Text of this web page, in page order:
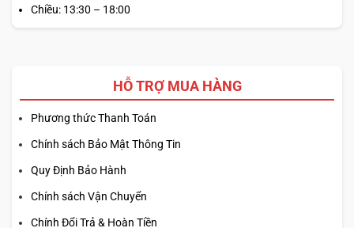
then chốt quyết định đến trải nghiệm sử dụng. Lenovo
Yoga 7i đã tích hợp bàn phím với độ nhạy cao và touchpad
Bàn phím của Yoga 7i không chỉ có độ nảy tốt mà còn
được trang bị đèn nền, cho phép bạn làm việc trong môi
trường thiếu sáng một cách dễ dàng. Điều này giúp giảm
thiểu căng thẳng cho mắt, và tạo điều kiện thuận lợi cho
Chiều: 13:30 – 18:00
HỖ TRỢ MUA HÀNG
Phương thức Thanh Toán
Chính sách Bảo Mật Thông Tin
Quy Định Bảo Hành
Chính sách Vận Chuyển
Chính Đổi Trả & Hoàn Tiền